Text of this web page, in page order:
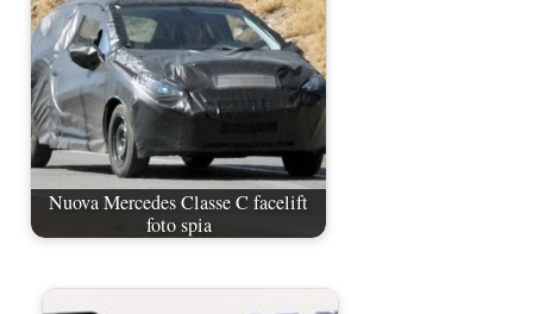
Nuova Mercedes Classe C facelift
foto spia